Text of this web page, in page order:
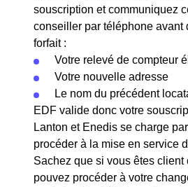
souscription et communiquez
conseiller par téléphone avant
forfait :
Votre relevé de compteur
Votre nouvelle adresse
Le nom du précédent
EDF valide donc votre
Lanton et Enedis se charge
procéder à la mise en service
Sachez que si vous êtes client
pouvez procéder à votre